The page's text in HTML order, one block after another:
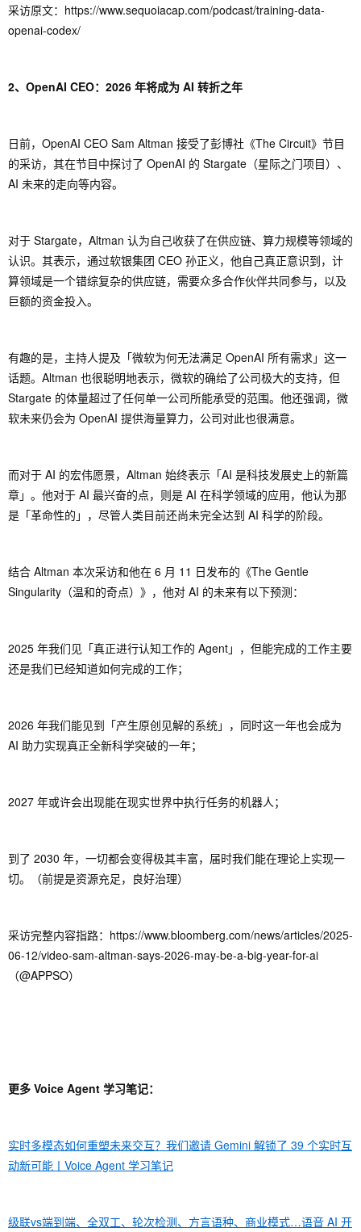
采访原文：https://www.sequoiacap.com/podcast/training-data-
openai-codex/
2、OpenAI CEO：2026 年将成为 AI 转折之年
日前，OpenAI CEO Sam Altman 接受了彭博社《The Circuit》节目
的采访，其在节目中探讨了 OpenAI 的 Stargate（星际之门项目）、
AI 未来的走向等内容。
对于 Stargate，Altman 认为自己收获了在供应链、算力规模等领域的
认识。其表示，通过软银集团 CEO 孙正义，他自己真正意识到，计
算领域是一个错综复杂的供应链，需要众多合作伙伴共同参与，以及
巨额的资金投入。
有趣的是，主持人提及「微软为何无法满足 OpenAI 所有需求」这一
话题。Altman 也很聪明地表示，微软的确给了公司极大的支持，但
Stargate 的体量超过了任何单一公司所能承受的范围。他还强调，微
软未来仍会为 OpenAI 提供海量算力，公司对此也很满意。
而对于 AI 的宏伟愿景，Altman 始终表示「AI 是科技发展史上的新篇
章」。他对于 AI 最兴奋的点，则是 AI 在科学领域的应用，他认为那
是「革命性的」，尽管人类目前还尚未完全达到 AI 科学的阶段。
结合 Altman 本次采访和他在 6 月 11 日发布的《The Gentle
Singularity（温和的奇点）》，他对 AI 的未来有以下预测：
2025 年我们见「真正进行认知工作的 Agent」，但能完成的工作主要
还是我们已经知道如何完成的工作；
2026 年我们能见到「产生原创见解的系统」，同时这一年也会成为
AI 助力实现真正全新科学突破的一年；
2027 年或许会出现能在现实世界中执行任务的机器人；
到了 2030 年，一切都会变得极其丰富，届时我们能在理论上实现一
切。（前提是资源充足，良好治理）
采访完整内容指路：https://www.bloomberg.com/news/articles/2025-
06-12/video-sam-altman-says-2026-may-be-a-big-year-for-ai
（@APPSO）
更多 Voice Agent 学习笔记：
实时多模态如何重塑未来交互？我们邀请 Gemini 解锁了 39 个实时互
动新可能丨Voice Agent 学习笔记
级联vs端到端、全双工、轮次检测、方言语种、商业模式…语音 AI 开